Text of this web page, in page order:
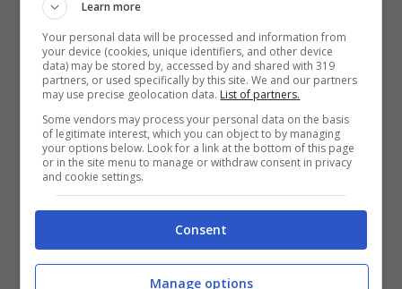
(inclusa quella di diffondere immagini
intime senza il suo consenso). In merito a
questa triste storia, La Argento ha parlato
di malattia e autolesionismo. Vive dunque
una situazione patologica, Morgan? Asia
Argento (con cui lo stesso Morgan ha avuto
una storia dal 2000 al 2007) ne sembra
convinta. Così almeno si evince da ciò che
ha detto in un’intervista concessa al
Learn more
Your personal data will be processed and information from
your device (cookies, unique identifiers, and other device
data) may be stored by, accessed by and shared with 319
partners, or used specifically by this site. We and our partners
may use precise geolocation data. List of partners.
Some vendors may process your personal data on the basis
of legitimate interest, which you can object to by managing
your options below. Look for a link at the bottom of this page
or in the site menu to manage or withdraw consent in privacy
and cookie settings.
Consent
Manage options